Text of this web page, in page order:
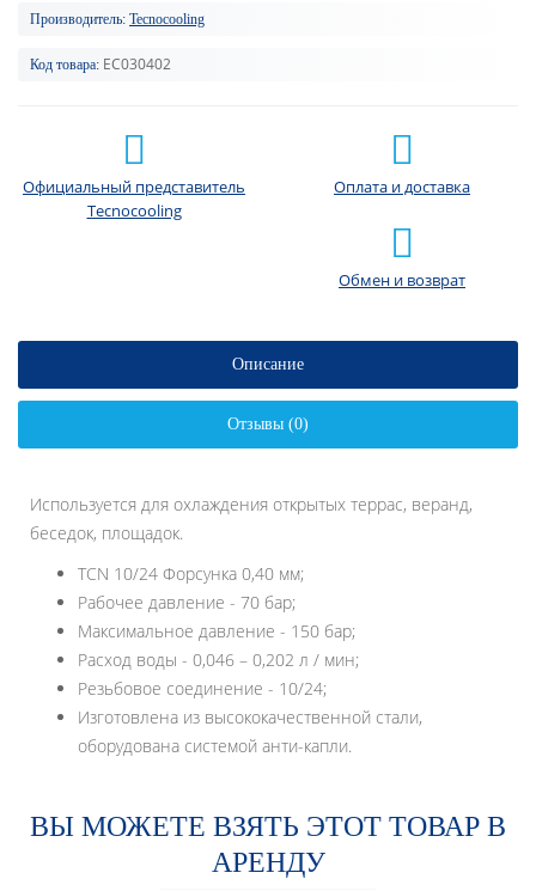
Производитель: Tecnocooling
Код товара: EC030402
Официальный представитель
Tecnocooling
Оплата и доставка
Обмен и возврат
Описание
Отзывы (0)
Используется для охлаждения открытых террас, веранд,
беседок, площадок.
TCN 10/24 Форсунка 0,40 мм;
Рабочее давление - 70 бар;
Максимальное давление - 150 бар;
Расход воды - 0,046 – 0,202 л / мин;
Резьбовое соединение - 10/24;
Изготовлена из высококачественной стали,
оборудована системой анти-капли.
ВЫ МОЖЕТЕ ВЗЯТЬ ЭТОТ ТОВАР В
АРЕНДУ